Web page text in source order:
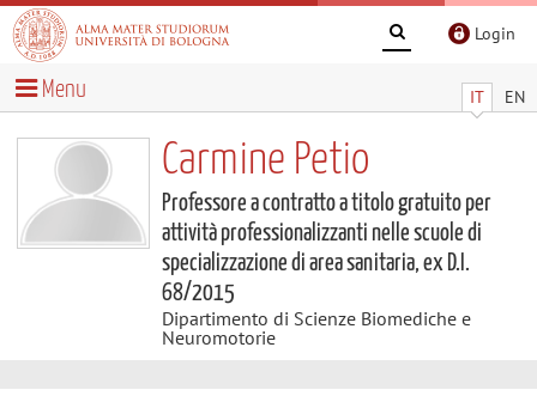
Login
IT EN
Menu
Carmine Petio
Professore a contratto a titolo gratuito per
attività professionalizzanti nelle scuole di
specializzazione di area sanitaria, ex D.I.
68/2015
Dipartimento di Scienze Biomediche e
Neuromotorie